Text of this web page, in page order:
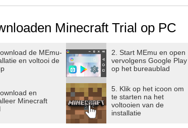
moment tijdens of na je proefperiode.*
https://www.minecraft.net/help
https://www.minecraft.net/
is voor aankoop op je apparaat.
Minecraft Trial op PC
de MEmu-
en voltooi de
2. Start MEmu en open
vervolgens Google Play
op het bureaublad
en
Minecraft
5. Klik op het icoon om
te starten na het
voltooien van de
installatie